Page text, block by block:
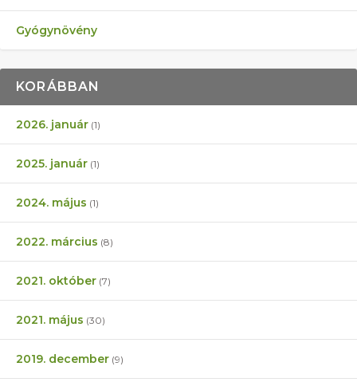
Gyógynövény
KORÁBBAN
2026. január (1)
2025. január (1)
2024. május (1)
2022. március (8)
2021. október (7)
2021. május (30)
2019. december (9)